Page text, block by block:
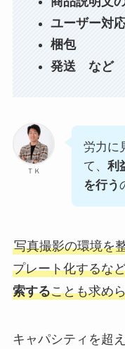
ユーザー対
梱包
発送 など
ＴＫ
労力に
て、 利
を行う
写真撮影の環境を
プレート化するな
索することも求め
キャパシティを超